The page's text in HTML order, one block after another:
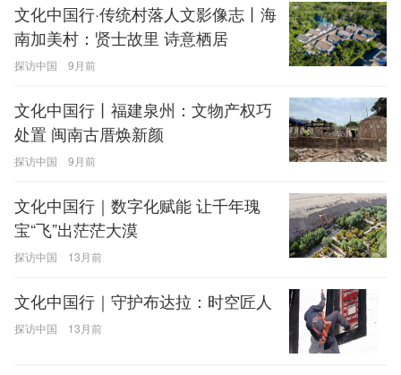
文化中国行·传统村落人文影像志丨海
南加美村：贤士故里 诗意栖居
探访中国 9月前
文化中国行丨福建泉州：文物产权巧
处置 闽南古厝焕新颜
探访中国 9月前
文化中国行｜数字化赋能 让千年瑰
宝“飞”出茫茫大漠
探访中国 13月前
文化中国行｜守护布达拉：时空匠人
探访中国 13月前